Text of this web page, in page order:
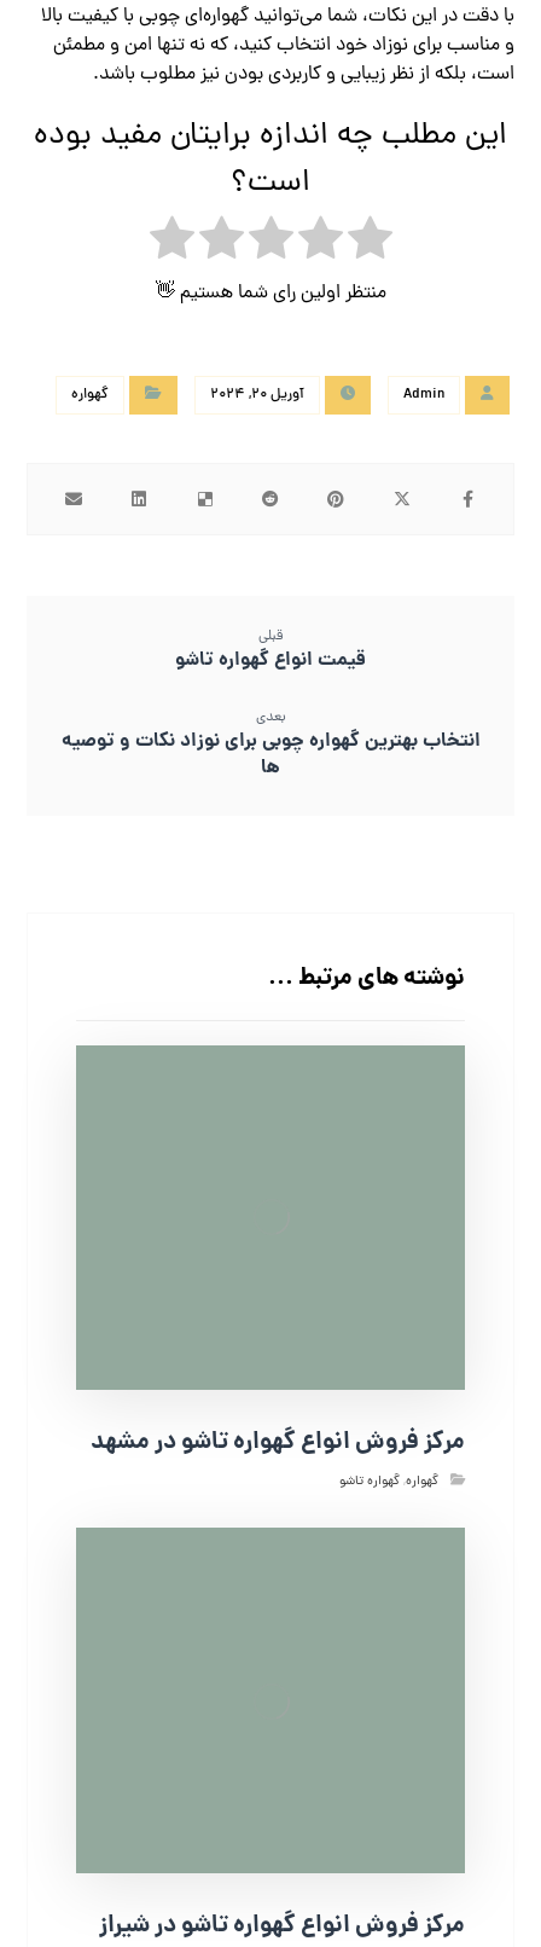
با دقت در این نکات، شما می‌توانید گهواره‌ای چوبی با کیفیت بالا
و مناسب برای نوزاد خود انتخاب کنید، که نه تنها امن و مطمئن
است، بلکه از نظر زیبایی و کاربردی بودن نیز مطلوب باشد.
این مطلب چه اندازه برایتان مفید بوده
است؟
منتظر اولین رای شما هستیم 👋
Admin آوریل 20, 2024 گهواره
قبلی
قیمت انواع گهواره تاشو
بعدی
انتخاب بهترین گهواره چوبی برای نوزاد نکات و توصیه
ها
نوشته های مرتبط ...
مرکز فروش انواع گهواره تاشو در مشهد
گهواره,گهواره تاشو
مرکز فروش انواع گهواره تاشو در شیراز